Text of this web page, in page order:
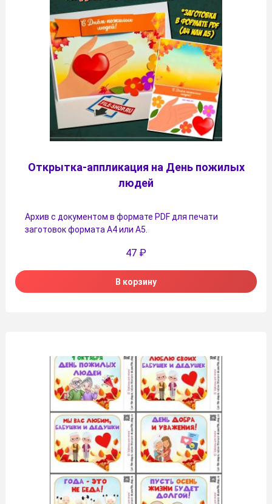
Открытка-аппликация на День пожилых
людей
Архив с документом в формате PDF для печати
заготовок формата А4 или А5.
47 ₽
В корзину